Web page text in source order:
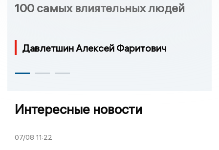
100 самых влиятельных людей
Давлетшин Алексей Фаритович
Интересные новости
07/08 11:22